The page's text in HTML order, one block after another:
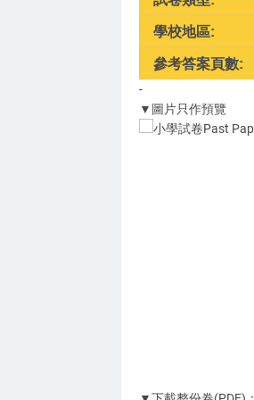
學校地區:
參考答案頁數:
-
▼圖片只作預覽